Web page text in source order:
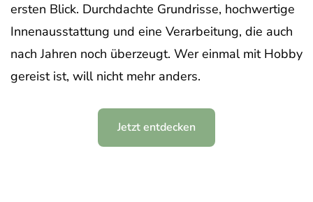
ersten Blick. Durchdachte Grundrisse, hochwertige
Innenausstattung und eine Verarbeitung, die auch
nach Jahren noch überzeugt. Wer einmal mit Hobby
gereist ist, will nicht mehr anders.
Jetzt entdecken